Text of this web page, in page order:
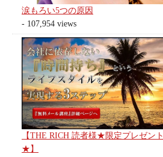
涙もろい5つの原因
- 107,954 views
【THE RICH 読者様★限定プレゼント
★】